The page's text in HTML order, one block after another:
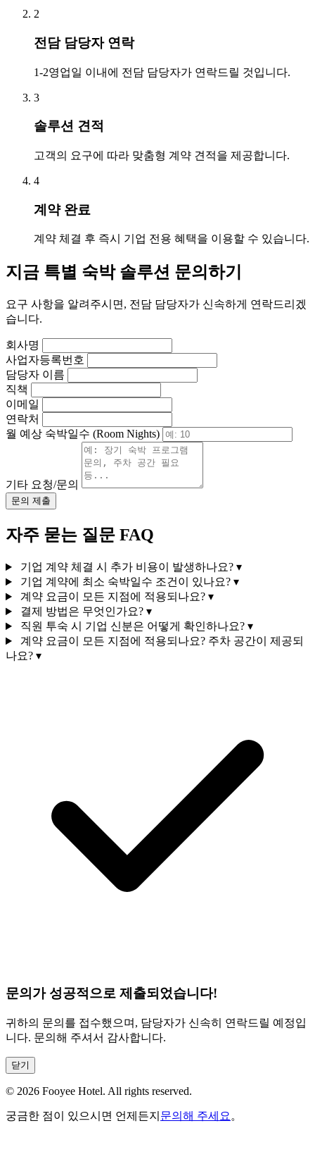
2
전담 담당자 연락
1-2영업일 이내에 전담 담당자가 연락드릴 것입니다.
3
솔루션 견적
고객의 요구에 따라 맞춤형 계약 견적을 제공합니다.
4
계약 완료
계약 체결 후 즉시 기업 전용 혜택을 이용할 수 있습니다.
지금 특별 숙박 솔루션 문의하기
요구 사항을 알려주시면, 전담 담당자가 신속하게 연락드리겠
습니다.
회사명
사업자등록번호
담당자 이름
직책
이메일
연락처
월 예상 숙박일수 (Room Nights)
기타 요청/문의
문의 제출
자주 묻는 질문 FAQ
기업 계약 체결 시 추가 비용이 발생하나요? ▾
기업 계약에 최소 숙박일수 조건이 있나요? ▾
계약 요금이 모든 지점에 적용되나요? ▾
결제 방법은 무엇인가요? ▾
직원 투숙 시 기업 신분은 어떻게 확인하나요? ▾
계약 요금이 모든 지점에 적용되나요? 주차 공간이 제공되
나요? ▾
문의가 성공적으로 제출되었습니다!
귀하의 문의를 접수했으며, 담당자가 신속히 연락드릴 예정입
니다. 문의해 주셔서 감사합니다.
닫기
© 2026 Fooyee Hotel. All rights reserved.
궁금한 점이 있으시면 언제든지 문의해 주세요 。